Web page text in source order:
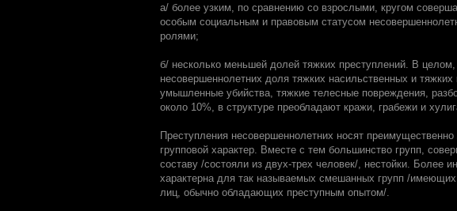
а/ более узким, по сравнению со взрослыми, кругом
особым социальным и правовым статусом
ролями;
б/ несколько меньшей долей тяжких преступлений. В целом,
несовершеннолетних доля тяжких насильственных и
умышленные убийства, тяжкие телесные повреждения,
около 10%, в структуре преобладают кражи, грабежи и
Преступления несовершеннолетних носят
групповой характер. Вместе с тем большинство групп,
составу /состояли из двух-трех человек/, нестойки. Более
характерна для так называемых смешанных групп /
лиц, обычно обладающих преступным опытом/.